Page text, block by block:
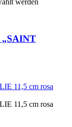
werden
„SAINT